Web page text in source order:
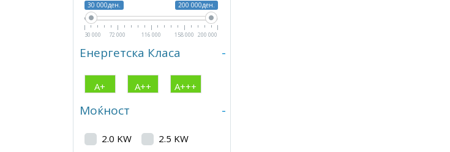
30 000ден. 200 000ден.
30 000 72 000 116 000 158 000 200 000
Енергетска Класа -
А+ А++ А+++
Моќност -
2.0 KW
2.5 KW